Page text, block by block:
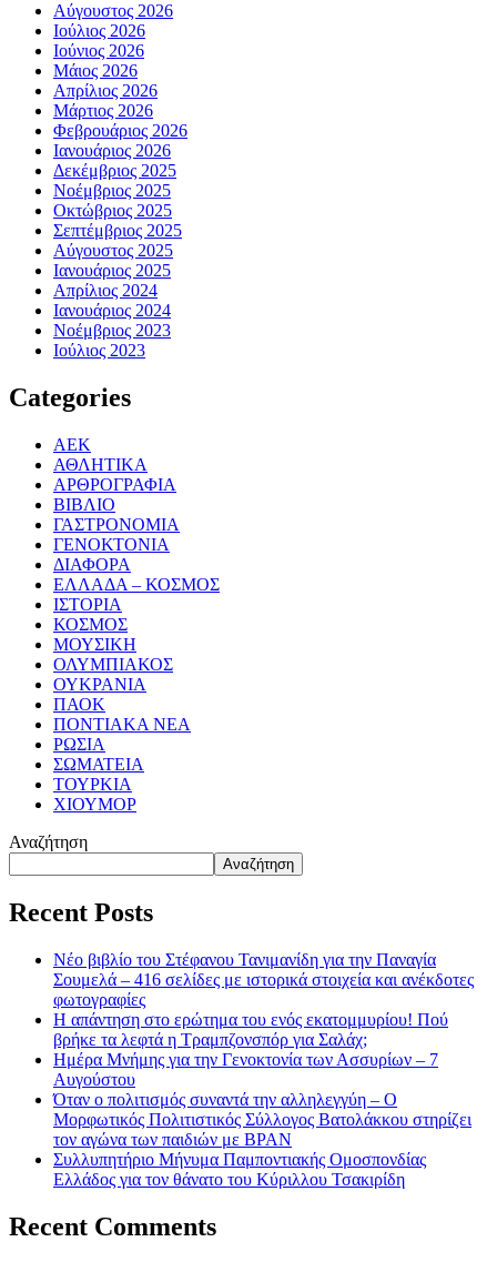
Αύγουστος 2026
Ιούλιος 2026
Ιούνιος 2026
Μάιος 2026
Απρίλιος 2026
Μάρτιος 2026
Φεβρουάριος 2026
Ιανουάριος 2026
Δεκέμβριος 2025
Νοέμβριος 2025
Οκτώβριος 2025
Σεπτέμβριος 2025
Αύγουστος 2025
Ιανουάριος 2025
Απρίλιος 2024
Ιανουάριος 2024
Νοέμβριος 2023
Ιούλιος 2023
Categories
ΑΕΚ
ΑΘΛΗΤΙΚΑ
ΑΡΘΡΟΓΡΑΦΙΑ
ΒΙΒΛΙΟ
ΓΑΣΤΡΟΝΟΜΙΑ
ΓΕΝΟΚΤΟΝΙΑ
ΔΙΑΦΟΡΑ
ΕΛΛΑΔΑ – ΚΟΣΜΟΣ
ΙΣΤΟΡΙΑ
ΚΟΣΜΟΣ
ΜΟΥΣΙΚΗ
ΟΛΥΜΠΙΑΚΟΣ
ΟΥΚΡΑΝΙΑ
ΠΑΟΚ
ΠΟΝΤΙΑΚΑ ΝΕΑ
ΡΩΣΙΑ
ΣΩΜΑΤΕΙΑ
ΤΟΥΡΚΙΑ
ΧΙΟΥΜΟΡ
Αναζήτηση
Αναζήτηση
Recent Posts
Νέο βιβλίο του Στέφανου Τανιμανίδη για την Παναγία
Σουμελά – 416 σελίδες με ιστορικά στοιχεία και ανέκδοτες
φωτογραφίες
Η απάντηση στο ερώτημα του ενός εκατομμυρίου! Πού
βρήκε τα λεφτά η Τραμπζονσπόρ για Σαλάχ;
Ημέρα Μνήμης για την Γενοκτονία των Ασσυρίων – 7
Αυγούστου
Όταν ο πολιτισμός συναντά την αλληλεγγύη – Ο
Μορφωτικός Πολιτιστικός Σύλλογος Βατολάκκου στηρίζει
τον αγώνα των παιδιών με BPAN
Συλλυπητήριο Μήνυμα Παμποντιακής Ομοσπονδίας
Ελλάδος για τον θάνατο του Κύριλλου Τσακιρίδη
Recent Comments